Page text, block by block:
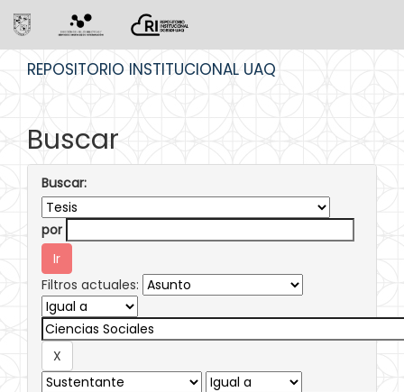
REPOSITORIO INSTITUCIONAL UAQ
Buscar
Buscar:
por
Filtros actuales: